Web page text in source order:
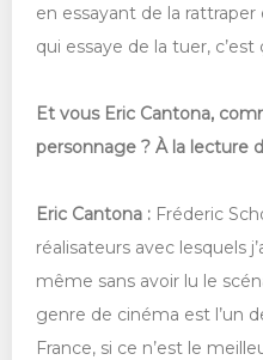
en essayant de la
qui essaye de la tuer, c’est
Et vous Eric Cantona,
personnage ? À la lecture
Eric Cantona : Fréderic
réalisateurs avec lesquels
même sans avoir lu le
genre de cinéma est l’un
France, si ce n’est le